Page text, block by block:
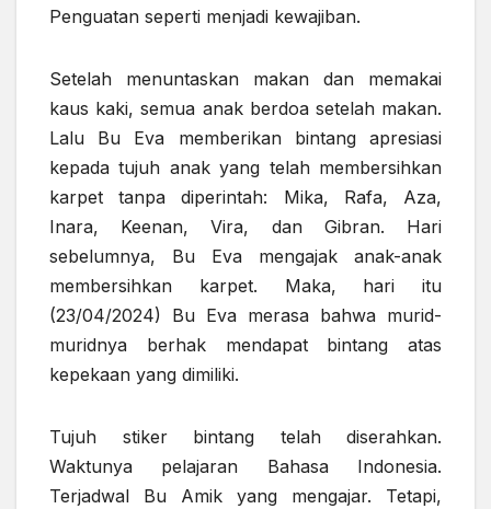
Penguatan seperti menjadi kewajiban.
Setelah menuntaskan makan dan memakai
kaus kaki, semua anak berdoa setelah makan.
Lalu Bu Eva memberikan bintang apresiasi
kepada tujuh anak yang telah membersihkan
karpet tanpa diperintah: Mika, Rafa, Aza,
Inara, Keenan, Vira, dan Gibran. Hari
sebelumnya, Bu Eva mengajak anak-anak
membersihkan karpet. Maka, hari itu
(23/04/2024) Bu Eva merasa bahwa murid-
muridnya berhak mendapat bintang atas
kepekaan yang dimiliki.
Tujuh stiker bintang telah diserahkan.
Waktunya pelajaran Bahasa Indonesia.
Terjadwal Bu Amik yang mengajar. Tetapi,